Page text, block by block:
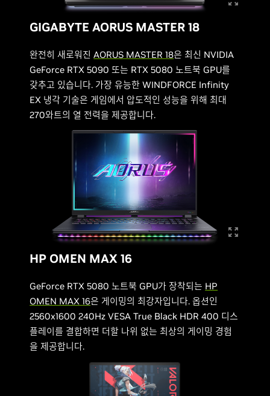
GIGABYTE AORUS MASTER 18
완전히 새로워진AORUS MASTER 18은 최신 NVIDIA
GeForce RTX 5090 또는 RTX 5080 노트북 GPU를
갖추고 있습니다. 가장 유능한 WINDFORCE Infinity
EX 냉각 기술은 게임에서 압도적인 성능을 위해 최대
270와트의 열 전력을 제공합니다.
HP OMEN MAX 16
GeForce RTX 5080 노트북 GPU가 장착되는 HP
OMEN MAX 16은 게이밍의 최강자입니다. 옵션인
2560x1600 240Hz VESA True Black HDR 400 디스
플레이를 결합하면 더할 나위 없는 최상의 게이밍 경험
을 제공합니다.